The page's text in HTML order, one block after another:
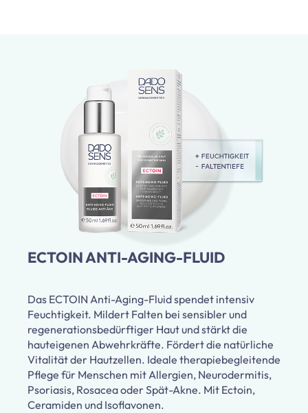
ECTOIN ANTI-AGING-FLUID
Das ECTOIN Anti-Aging-Fluid spendet intensiv
Feuchtigkeit. Mildert Falten bei sensibler und
regenerationsbedürftiger Haut und stärkt die
hauteigenen Abwehrkräfte. Fördert die natürliche
Vitalität der Hautzellen. Ideale therapiebegleitende
Pflege für Menschen mit Allergien, Neurodermitis,
Psoriasis, Rosacea oder Spät-Akne. Mit Ectoin,
Ceramiden und Isoflavonen.